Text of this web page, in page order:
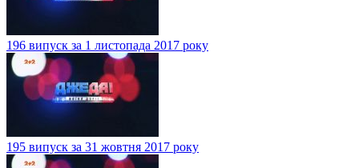
196 випуск за 1 листопада 2017 року
195 випуск за 31 жовтня 2017 року